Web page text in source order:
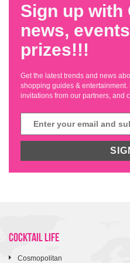
Sign up with
news,
prizes!!!
Get the latest trends and news
shopping guides &
invitations from our partners, and
COCKTAIL LIFE
Cosmopolitan